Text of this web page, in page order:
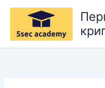
Перейти
содержимому